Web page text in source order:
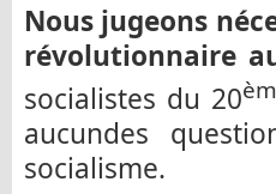
Nous jugeons
révolutionnaire
socialistes du 20
aucundes
socialisme.